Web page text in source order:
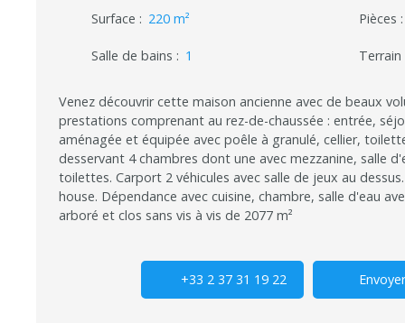
Surface : 220 m² Pièces
Salle de bains : 1 Terrain
Venez découvrir cette maison ancienne avec de beaux
prestations comprenant au rez-de-chaussée : entrée,
aménagée et équipée avec poêle à granulé, cellier,
desservant 4 chambres dont une avec mezzanine, salle
toilettes. Carport 2 véhicules avec salle de jeux au
house. Dépendance avec cuisine, chambre, salle d'eau
arboré et clos sans vis à vis de 2077 m²
+33 2 37 31 19 22